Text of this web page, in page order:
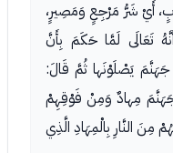
أَيْ شَرُّ مَرْجِعٍ وَمَصِيرٍ،
تَعَالَى لَمَّا حَكَمَ بِأَنَّ
يَصْلَوْنَها ثُمَّ قَالَ:
مِهادٌ وَمِنْ فَوْقِهِمْ
مَا تَحْتَهُمْ مِنَ النَّارِ بِالْمِهَادِ الَّذِي